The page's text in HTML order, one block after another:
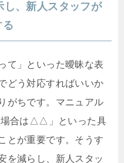
し、新人スタッフが
る
て」といった曖昧な表
どう対応すればいいか
がちです。マニュアル
場合は△△」といった具
とが重要です。そうす
を減らし、新人スタッ